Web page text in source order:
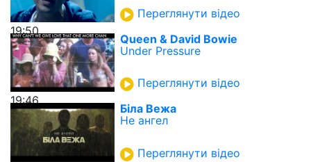
19:50
Переглянути відео
19:46
Queen & David Bowie
Under Pressure
Переглянути відео
Біла Вежа
Не ангел
Переглянути відео